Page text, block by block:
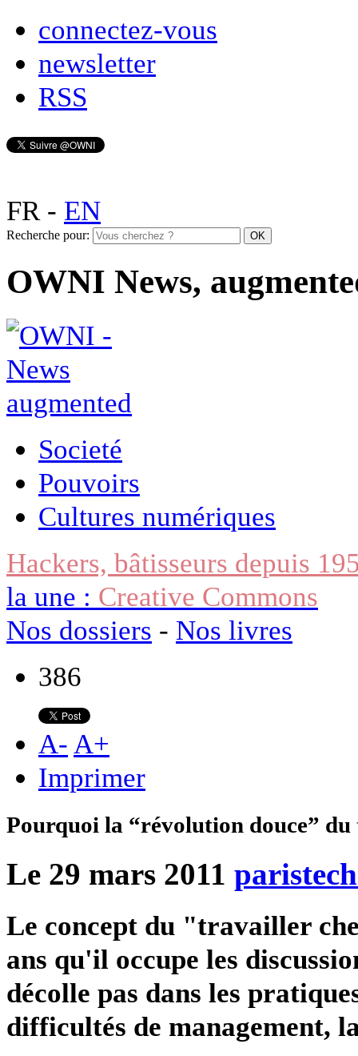
connectez-vous
newsletter
RSS
FR- EN
Recherche pour:
OWNI News,
Societé
Pouvoirs
Cultures numériques
Hackers, bâtisseurs depuis
la une : Creative Commons
Nos dossiers - Nos livres
386
A- A+
Imprimer
Pourquoi la “révolution douce”
Le 29 mars 2011
Le concept du "travailler
ans qu'il occupe les
décolle pas dans les
difficultés de management,